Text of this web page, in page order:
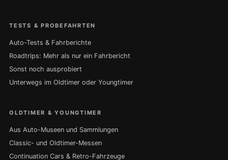
TESTS & PROBEFAHRTEN
Auto-Tests & Fahrberichte
Roadtrips: Mehr als nur ein Fahrbericht
Sonst noch ausprobiert
Unterwegs im Oldtimer oder Youngtimer
OLDTIMER & YOUNGTIMER
Aus Auto-Museen und Sammlungen
Classic- und Oldtimer-Messen
Continuation Cars & Retro-Fahrzeuge